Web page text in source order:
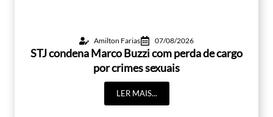
Amilton Farias 07/08/2026
STJ condena Marco Buzzi com perda de cargo
por crimes sexuais
LER MAIS...